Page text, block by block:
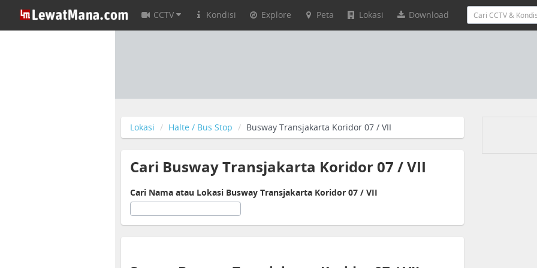
CCTV Kondisi Explore Peta Lokasi Download
Lokasi Halte / Bus Stop Busway Transjakarta Koridor 07 / VII
Cari Busway Transjakarta Koridor 07 / VII
Cari Nama atau Lokasi Busway Transjakarta Koridor 07 / VII